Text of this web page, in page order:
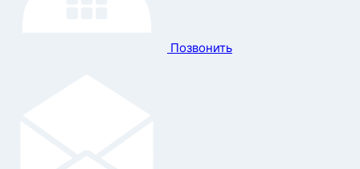
Позвонить